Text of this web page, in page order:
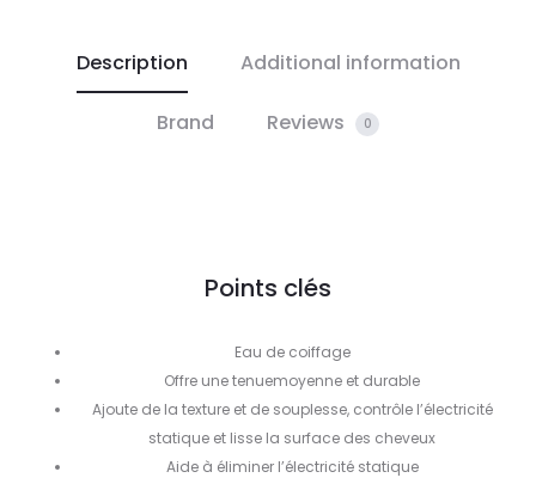
Description Additional information
Brand Reviews 0
Points clés
Eau de coiffage
Offre une tenuemoyenne et durable
Ajoute de la texture et de souplesse, contrôle l’électricité
statique et lisse la surface des cheveux
Aide à éliminer l’électricité statique